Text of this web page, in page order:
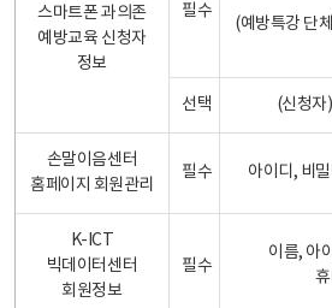
스마트폰 과의존
예방교육 신청자
정보
필수
(예방특강 단
선택 (신청자
손말이음센터
홈페이지 회원관리
필수 아이디, 비
K-ICT
빅데이터센터
회원정보
필수
이름, 아